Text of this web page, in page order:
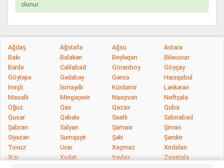
olunur.
Ağdaş Ağstafa Ağsu
Astara
Bakı
Balakən Beyləqan
Biləsuvar
Bərdə
Cəlilabad Göranboy
Göyçay
Göytəpə
Gədəbəy Gəncə
Hacıqabul
İmişli
İsmayıllı Kürdəmir
Lənkəran
Masallı
Mingəçevir Naxçıvan
Neftçala
Oğuz
Qax Qazax
Quba
Qusar
Qəbələ Saatlı
Sabirabad
Şabran
Salyan Şamaxı
Şirvan
Siyəzən
Sumqayıt Şəki
Şəmkir
Tovuz
Ucar Xaçmaz
Xırdalan
Xızı
Xudat Yevlax
Zaqatala